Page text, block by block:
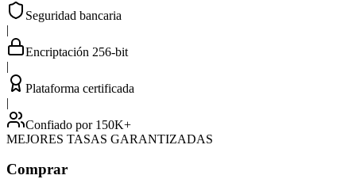
Seguridad bancaria
|
Encriptación 256-bit
|
Plataforma certificada
|
Confiado por 150K+
MEJORES TASAS GARANTIZADAS
Comprar